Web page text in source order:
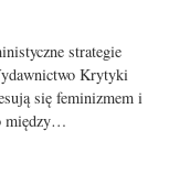
strategie
Krytyki
się feminizmem i
między…